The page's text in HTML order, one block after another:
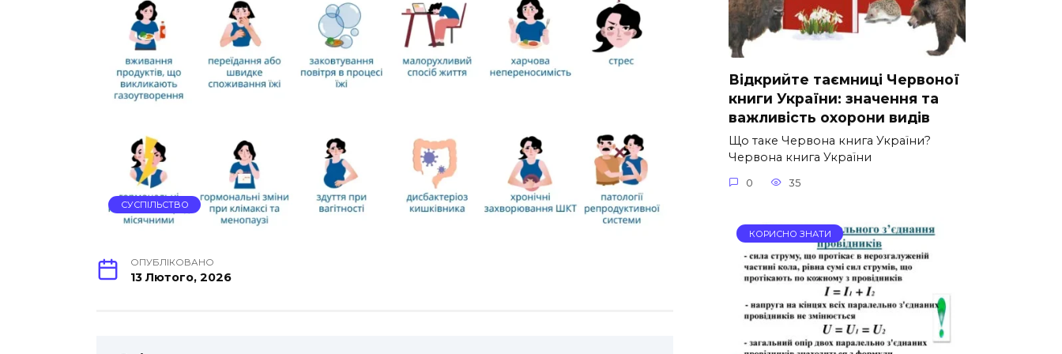
СУСПІЛЬСТВО
ОПУБЛІКОВАНО
13 Лютого, 2026
Відкрийте таємниці Червоної
книги України: значення та
важливість охорони видів
Що таке Червона книга України?
Червона книга України
0 35
КОРИСНО ЗНАТИ